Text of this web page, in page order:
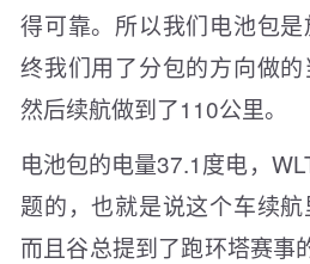
得可靠。所以我们电池包
终我们用了分包的方向做的
然后续航做到了110公里。
电池包的电量37.1度电，
题的，也就是说这个车续航
而且谷总提到了跑环塔赛事